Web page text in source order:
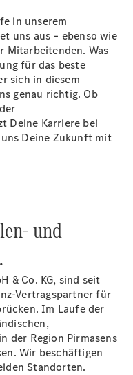
in unserem
uns aus – ebenso wie
Mitarbeitenden. Was
für das beste
sich in diesem
genau richtig. Ob
Deine Karriere bei
Deine Zukunft mit
und
& Co. KG, sind seit
Vertragspartner für
Im Laufe der
der Region Pirmasens
Wir beschäftigen
Standorten.